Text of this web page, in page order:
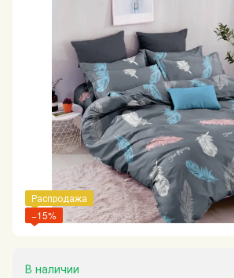
Распродажа
−15%
В наличии